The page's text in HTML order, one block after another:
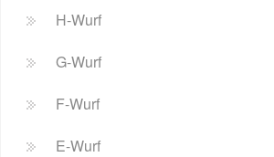
H-Wurf
G-Wurf
F-Wurf
E-Wurf